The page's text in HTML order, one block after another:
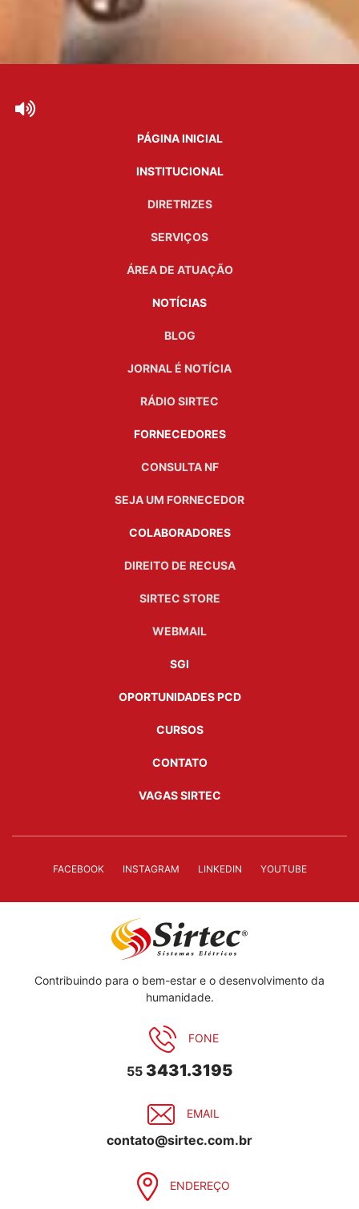
PÁGINA INICIAL
INSTITUCIONAL
DIRETRIZES
SERVIÇOS
ÁREA DE ATUAÇÃO
NOTÍCIAS
BLOG
JORNAL É NOTÍCIA
RÁDIO SIRTEC
FORNECEDORES
CONSULTA NF
SEJA UM FORNECEDOR
COLABORADORES
DIREITO DE RECUSA
SIRTEC STORE
WEBMAIL
SGI
OPORTUNIDADES PCD
CURSOS
CONTATO
VAGAS SIRTEC
FACEBOOK INSTAGRAM LINKEDIN YOUTUBE
Contribuindo para o bem-estar e o desenvolvimento da
humanidade.
FONE
55 3431.3195
EMAIL
contato@sirtec.com.br
ENDEREÇO